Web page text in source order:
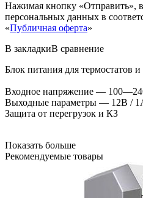
Нажимая кнопку «Отправить»,
персональных данных в
«Публичная оферта»
В закладкиВ сравнение
Блок питания для термостатов
Входное напряжение —
Выходные параметры — 12В /
Защита от перегрузок и КЗ
Показать больше
Рекомендуемые товары